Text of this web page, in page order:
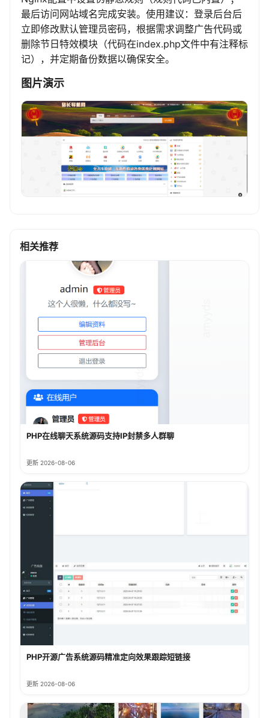
最后访问网站域名完成安装。使用建议：登录后台后
立即修改默认管理员密码，根据需求调整广告代码或
删除节日特效模块（代码在index.php文件中有注释标
记），并定期备份数据以确保安全。
图片演示
相关推荐
PHP在线聊天系统源码支持IP封禁多人群聊
更新 2026-08-06
PHP开源广告系统源码精准定向效果跟踪短链接
更新 2026-08-06